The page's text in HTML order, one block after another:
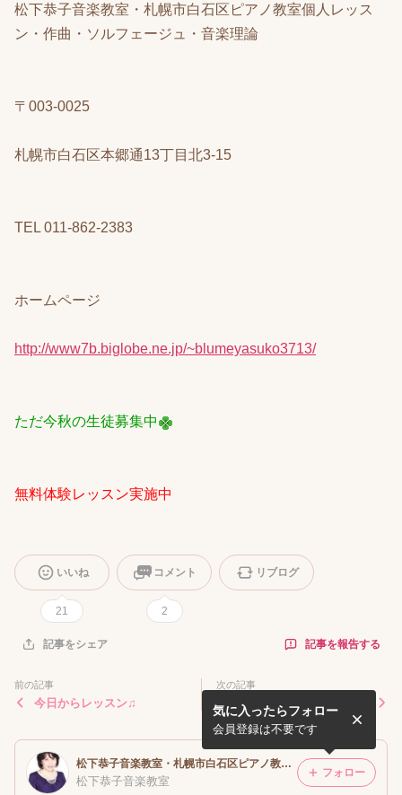
松下恭子音楽教室・札幌市白石区ピアノ教室個人レッス
ン・作曲・ソルフェージュ・音楽理論
〒003-0025
札幌市白石区本郷通13丁目北3-15
TEL 011-862-2383
ホームページ
http://www7b.biglobe.ne.jp/~blumeyasuko3713/
ただ今秋の生徒募集中
無料体験レッスン実施中
いいね
21
コメント
2
リブログ
記事をシェア 記事を報告する
前の記事
今日からレッスン♫
次の記事
また、頑張りましょうね♫
松下恭子音楽教室・札幌市白石区ピアノ教室個人レッスン・作曲･ソルフェージュ・音楽理論
松下恭子音楽教室
気に入ったらフォロー
会員登録は不要です
フォロー